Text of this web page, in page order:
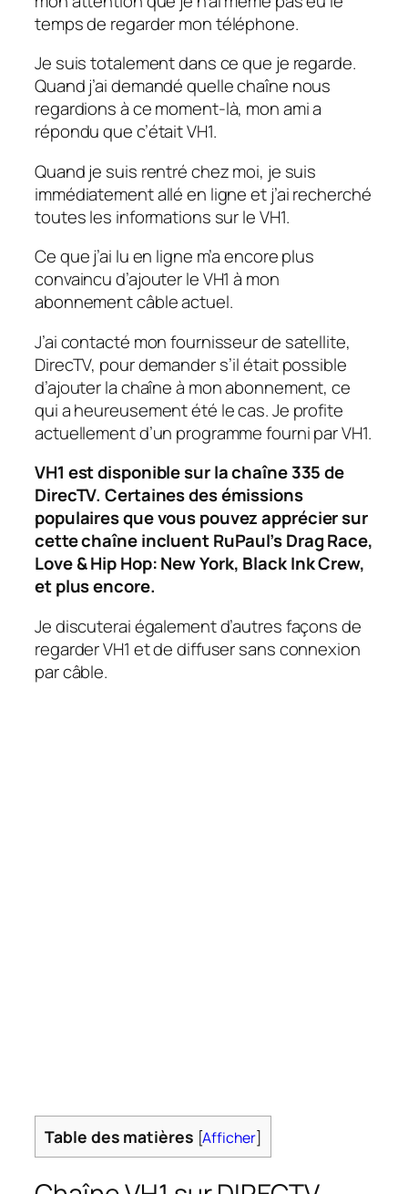
temps de regarder mon téléphone.
Je suis totalement dans ce que je regarde.
Quand j’ai demandé quelle chaîne nous
regardions à ce moment-là, mon ami a
répondu que c’était VH1.
Quand je suis rentré chez moi, je suis
immédiatement allé en ligne et j’ai recherché
toutes les informations sur le VH1.
Ce que j’ai lu en ligne m’a encore plus
convaincu d’ajouter le VH1 à mon
abonnement câble actuel.
J’ai contacté mon fournisseur de satellite,
DirecTV, pour demander s’il était possible
d’ajouter la chaîne à mon abonnement, ce
qui a heureusement été le cas. Je profite
actuellement d’un programme fourni par VH1.
VH1 est disponible sur la chaîne 335 de
DirecTV. Certaines des émissions
populaires que vous pouvez apprécier sur
cette chaîne incluent RuPaul’s Drag Race,
Love & Hip Hop: New York, Black Ink Crew,
et plus encore.
Je discuterai également d’autres façons de
regarder VH1 et de diffuser sans connexion
par câble.
Table des matières [Afficher]